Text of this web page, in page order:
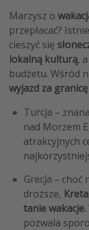
Marzysz o
przepłacać?
cieszyć się
lokalną kulturą,
budżetu. Wśród
wyjazd za granicę
Turcja –
nad Morzem
atrakcyjnych
Grecja – choć
droższe,
tanie wakacje.
pozwala